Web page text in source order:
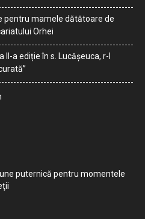
pentru mamele dătătoare de
Orhei
a ediție în s. Lucășeuca, r-l
puternică pentru momentele